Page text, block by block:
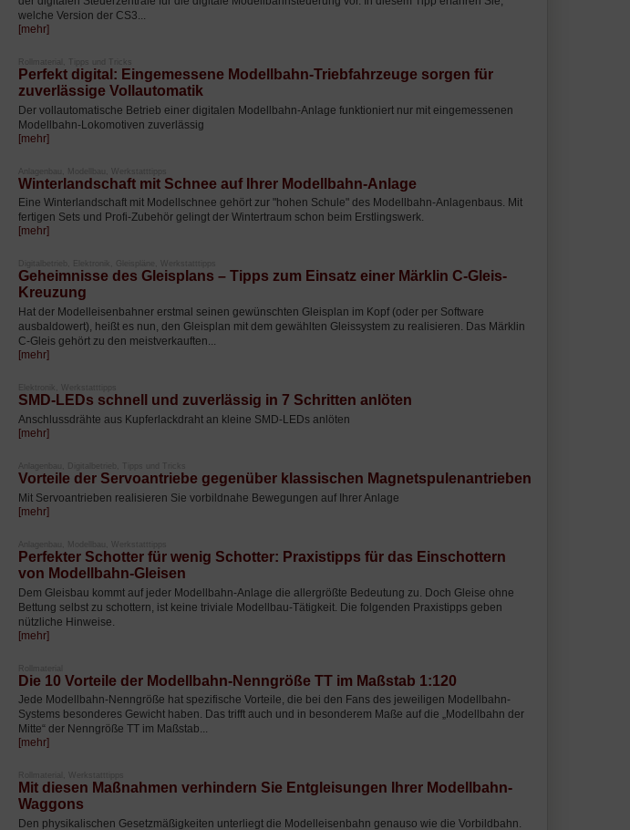
welche Version der CS3...
[mehr]
Perfekt digital: Eingemessene Modellbahn-Triebfahrzeuge sorgen für
zuverlässige Vollautomatik
Der vollautomatische Betrieb einer digitalen Modellbahn-Anlage funktioniert nur mit eingemessenen
Modellbahn-Lokomotiven zuverlässig
[mehr]
Winterlandschaft mit Schnee auf Ihrer Modellbahn-Anlage
Eine Winterlandschaft mit Modellschnee gehört zur "hohen Schule" des Modellbahn-Anlagenbaus. Mit
fertigen Sets und Profi-Zubehör gelingt der Wintertraum schon beim Erstlingswerk.
[mehr]
Digitalbetrieb, Elektronik, Gleispläne, Werkstatttipps
Geheimnisse des Gleisplans – Tipps zum Einsatz einer Märklin C-Gleis-
Kreuzung
Hat der Modelleisenbahner erstmal seinen gewünschten Gleisplan im Kopf (oder per Software
ausbaldowert), heißt es nun, den Gleisplan mit dem gewählten Gleissystem zu realisieren. Das Märklin
C-Gleis gehört zu den meistverkauften...
[mehr]
Elektronik, Werkstatttipps
SMD-LEDs schnell und zuverlässig in 7 Schritten anlöten
Anschlussdrähte aus Kupferlackdraht an kleine SMD-LEDs anlöten
[mehr]
Vorteile der Servoantriebe gegenüber klassischen Magnetspulenantrieben
Mit Servoantrieben realisieren Sie vorbildnahe Bewegungen auf Ihrer Anlage
[mehr]
Perfekter Schotter für wenig Schotter: Praxistipps für das Einschottern
von Modellbahn-Gleisen
Dem Gleisbau kommt auf jeder Modellbahn-Anlage die allergrößte Bedeutung zu. Doch Gleise ohne
Bettung selbst zu schottern, ist keine triviale Modellbau-Tätigkeit. Die folgenden Praxistipps geben
nützliche Hinweise.
[mehr]
Die 10 Vorteile der Modellbahn-Nenngröße TT im Maßstab 1:120
Jede Modellbahn-Nenngröße hat spezifische Vorteile, die bei den Fans des jeweiligen Modellbahn-
Systems besonderes Gewicht haben. Das trifft auch und in besonderem Maße auf die „Modellbahn der
Mitte“ der Nenngröße TT im Maßstab...
[mehr]
Rollmaterial, Werkstatttipps
Mit diesen Maßnahmen verhindern Sie Entgleisungen Ihrer Modellbahn-
Waggons
Den physikalischen Gesetzmäßigkeiten unterliegt die Modelleisenbahn genauso wie die Vorbildbahn.